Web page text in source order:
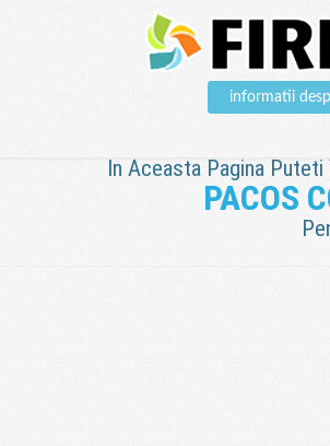
informatii
In Aceasta Pagina
PACOS